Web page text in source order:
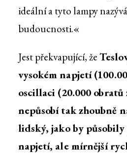
ideální a tyto lampy
budoucnosti.«
Jest překvapující, že
vysokém napjetí
oscillaci (20.000
nepůsobí tak zhoubně
lidský, jako by
napjetí, ale mírnější